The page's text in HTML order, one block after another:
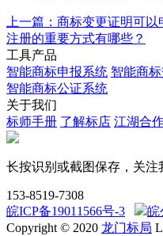
上一篇：商标变更证明可以
注册的重要方式有哪些？
工具产品
智能商标申报系统 智能商
智能商标公证系统
关于我们
标师手册 了解标店 江湖合
长按识别或截图保存，关注
153-8519-7308
皖ICP备19011566号-3
皖
Copyright © 2020 龙门标局